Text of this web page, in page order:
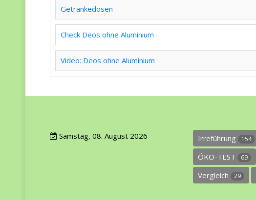
Getränkedosen
Check Deos ohne Aluminium
Video: Deos ohne Aluminium
Samstag, 08. August 2026 Irreführung 154
ÖKO-TEST 69
Vergleich 29